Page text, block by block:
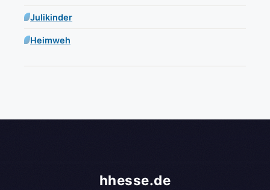
Julikinder
Heimweh
hhesse.de